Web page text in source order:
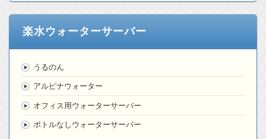
楽水ウォーターサーバー
うるのん
アルピナウォーター
オフィス用ウォーターサーバー
ボトルなしウォーターサーバー